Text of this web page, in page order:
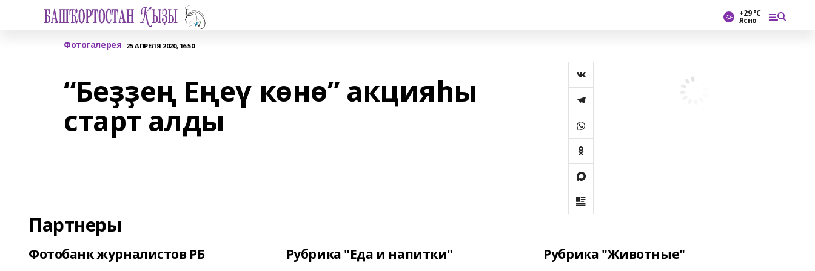
+29 °С
Ясно
Фотогалерея 25 АПРЕЛЯ 2020, 16:50
“Беҙҙең Еңеү көнө” акцияһы
старт алды
Партнеры
Фотобанк журналистов РБ Рубрика "Еда и напитки" Рубрика "Животные"